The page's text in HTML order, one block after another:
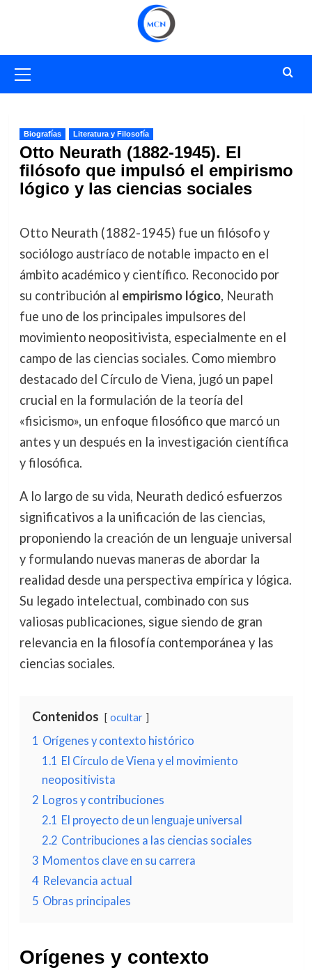
primario
Biografías Literatura y Filosofía
Otto Neurath (1882-1945). El
filósofo que impulsó el empirismo
lógico y las ciencias sociales
Otto Neurath (1882-1945) fue un filósofo y
sociólogo austríaco de notable impacto en el
ámbito académico y científico. Reconocido por
su contribución al empirismo lógico, Neurath
fue uno de los principales impulsores del
movimiento neopositivista, especialmente en el
campo de las ciencias sociales. Como miembro
destacado del Círculo de Viena, jugó un papel
crucial en la formulación de la teoría del
«fisicismo», un enfoque filosófico que marcó un
antes y un después en la investigación científica
y filosófica.
A lo largo de su vida, Neurath dedicó esfuerzos
significativos a la unificación de las ciencias,
proponiendo la creación de un lenguaje universal
y formulando nuevas maneras de abordar la
realidad desde una perspectiva empírica y lógica.
Su legado intelectual, combinado con sus
valiosas publicaciones, sigue siendo de gran
relevancia en la filosofía contemporánea y las
ciencias sociales.
Contenidos ocultar
1 Orígenes y contexto histórico
1.1 El Círculo de Viena y el movimiento
neopositivista
2 Logros y contribuciones
2.1 El proyecto de un lenguaje universal
2.2 Contribuciones a las ciencias sociales
3 Momentos clave en su carrera
4 Relevancia actual
5 Obras principales
Orígenes y contexto